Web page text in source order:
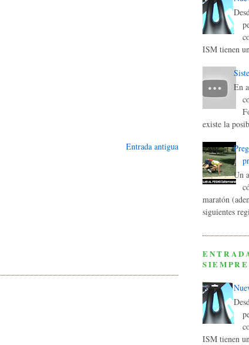
Entrada antigua
ISM tienen
En
existe la
Un
maratón
siguientes
SIEMPRE
ISM tienen